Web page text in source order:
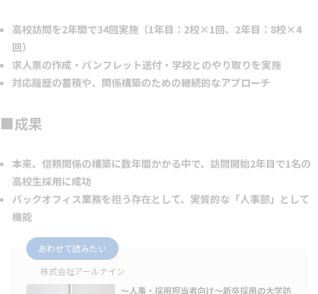
高校訪問を2年間で34回実施（1年目：2校×1回、2年目：8校×4
回）
求人票の作成・パンフレット送付・学校とのやり取りを実施
対応履歴の蓄積や、関係構築のための継続的なアプローチ
■成果
本来、信頼関係の構築に数年間かかる中で、訪問開始2年目で1名の
高校生採用に成功
バックオフィス業務を担う存在として、実質的な「人事部」として
機能
あわせて読みたい
株式会社アールナイン
～人事・採用担当者向け～新卒採用の大学訪